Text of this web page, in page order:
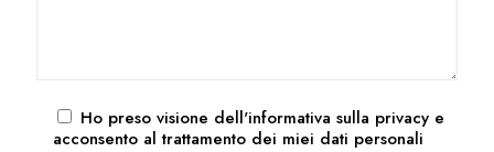
Ho preso visione dell'informativa sulla privacy e
acconsento al trattamento dei miei dati personali